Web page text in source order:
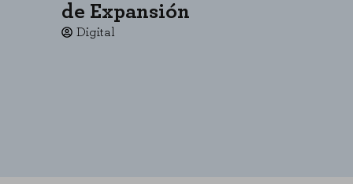
de Expansión
Digital